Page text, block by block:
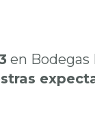
en Bodegas